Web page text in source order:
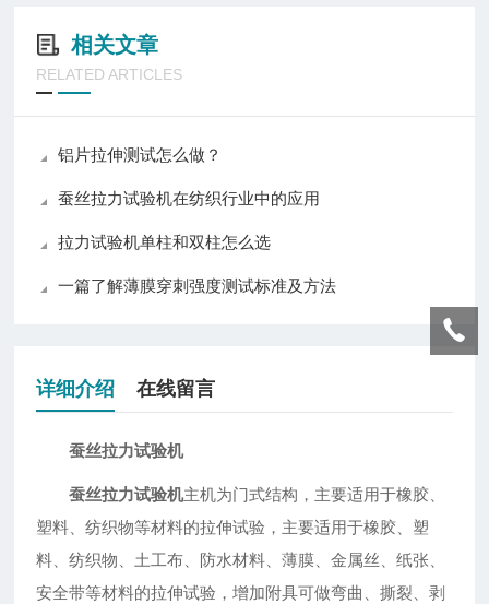
相关文章
RELATED ARTICLES
铝片拉伸测试怎么做？
蚕丝拉力试验机在纺织行业中的应用
拉力试验机单柱和双柱怎么选
一篇了解薄膜穿刺强度测试标准及方法
详细介绍 在线留言
蚕丝拉力试验机
蚕丝拉力试验机主机为门式结构，主要适用于橡胶、
塑料、纺织物等材料的拉伸试验，主要适用于橡胶、塑
料、纺织物、土工布、防水材料、薄膜、金属丝、纸张、
安全带等材料的拉伸试验，增加附具可做弯曲、撕裂、剥